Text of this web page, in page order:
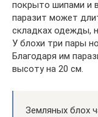
покрыто шипами и
паразит может
складках одежды,
У блохи три пары
Благодаря им
высоту на 20 см.
Земляных блох